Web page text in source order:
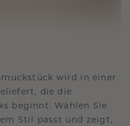
wird in einer
die die
beginnt. Wählen Sie
Stil passt und zeigt,